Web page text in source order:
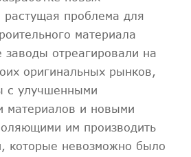
растущая проблема для
материала
заводы отреагировали на
оригинальных рынков,
с улучшенными
материалов и новыми
им производить
которые невозможно было